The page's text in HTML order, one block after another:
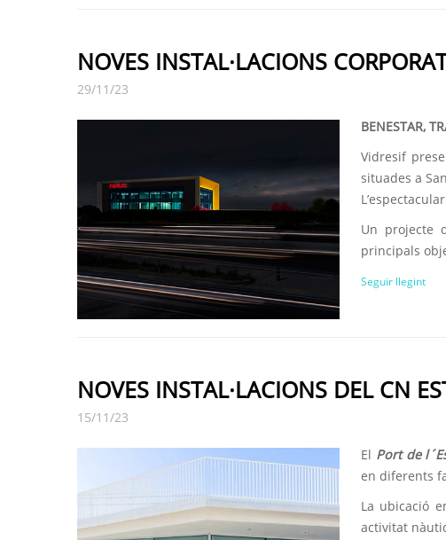
NOVES INSTAL·LACIONS
29/11/23
BENESTAR,
Vidresif
situades a
Un projecte
principals
Seguir llegint
NOVES INSTAL·LACIONS DEL CN
15/11/23
El Port de
en diferents
La ubicació
activitat